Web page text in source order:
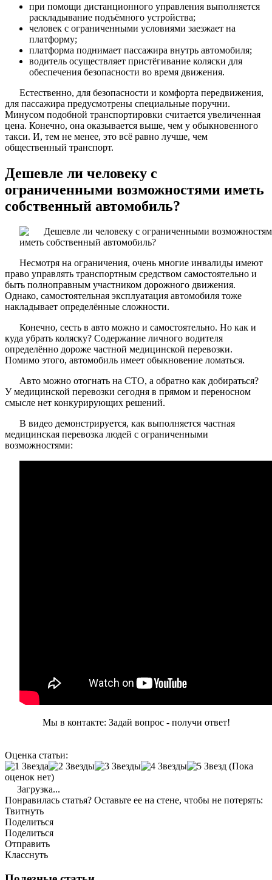
при помощи дистанционного управления выполняется
раскладывание подъёмного устройства;
человек с ограниченными условиями заезжает на
платформу;
платформа поднимает пассажира внутрь автомобиля;
водитель осуществляет пристёгивание коляски для
обеспечения безопасности во время движения.
Естественно, для безопасности и комфорта передвижения,
для пассажира предусмотрены специальные поручни.
Минусом подобной транспортировки считается увеличенная
цена. Конечно, она оказывается выше, чем у обыкновенного
такси. И, тем не менее, это всё равно лучше, чем
общественный транспорт.
Дешевле ли человеку с
ограниченными возможностями иметь
собственный автомобиль?
Несмотря на ограничения, очень многие инвалиды имеют
право управлять транспортным средством самостоятельно и
быть полноправным участником дорожного движения.
Однако, самостоятельная эксплуатация автомобиля тоже
накладывает определённые сложности.
Конечно, сесть в авто можно и самостоятельно. Но как и
куда убрать коляску? Содержание личного водителя
определённо дороже частной медицинской перевозки.
Помимо этого, автомобиль имеет обыкновение ломаться.
Авто можно отогнать на СТО, а обратно как добираться?
У медицинской перевозки сегодня в прямом и переносном
смысле нет конкурирующих решений.
В видео демонстрируется, как выполняется частная
медицинская перевозка людей с ограниченными
возможностями:
Мы в контакте: Задай вопрос - получи ответ!
Оценка статьи:
(Пока
оценок нет)
Загрузка...
Понравилась статья? Оставьте ее на стене, чтобы не потерять:
Твитнуть
Поделиться
Поделиться
Отправить
Класснуть